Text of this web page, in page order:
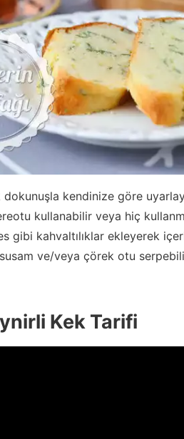
kendinize göre
kullanabilir veya hiç
gibi kahvaltılıklar ekleyerek
ve/veya çörek otu
Kek Tarifi